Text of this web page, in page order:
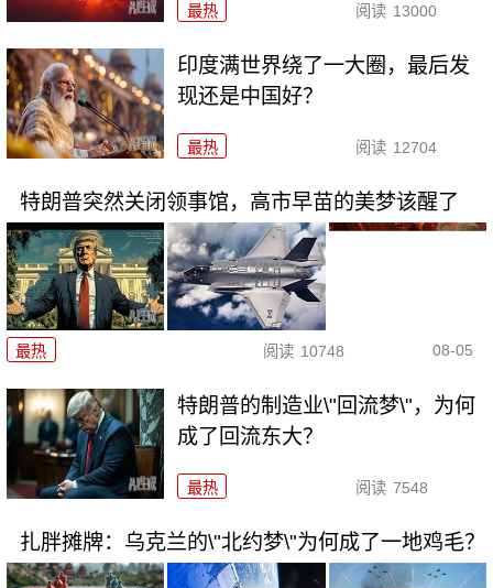
最热 阅读 13000
印度满世界绕了一大圈，最后发
现还是中国好？
最热 阅读 12704
特朗普突然关闭领事馆，高市早苗的美梦该醒了
最热 阅读 10748 08-05
特朗普的制造业\"回流梦\"，为何
成了回流东大？
最热 阅读 7548
扎胖摊牌：乌克兰的\"北约梦\"为何成了一地鸡毛？